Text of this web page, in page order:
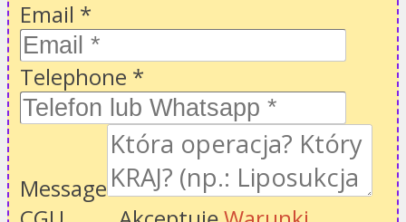
Email *
Telephone *
Message